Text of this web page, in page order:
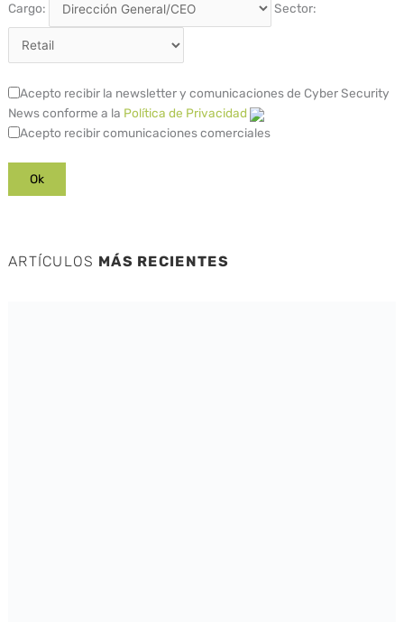
Cargo: Sector:
Acepto recibir la newsletter y comunicaciones de Cyber Security
News conforme a la Política de Privacidad
Acepto recibir comunicaciones comerciales
ARTÍCULOS MÁS RECIENTES